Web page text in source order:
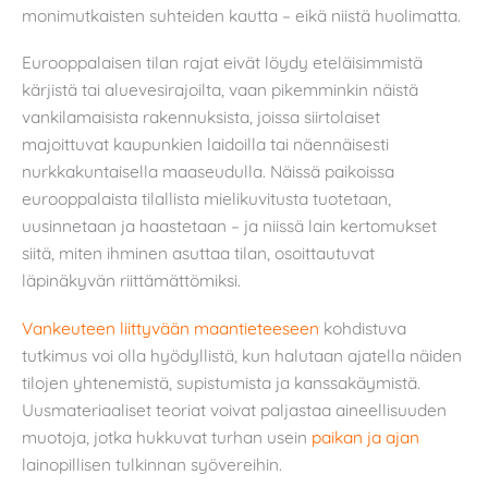
monimutkaisten suhteiden kautta – eikä niistä huolimatta.
Eurooppalaisen tilan rajat eivät löydy eteläisimmistä
kärjistä tai aluevesirajoilta, vaan pikemminkin näistä
vankilamaisista rakennuksista, joissa siirtolaiset
majoittuvat kaupunkien laidoilla tai näennäisesti
nurkkakuntaisella maaseudulla. Näissä paikoissa
eurooppalaista tilallista mielikuvitusta tuotetaan,
uusinnetaan ja haastetaan – ja niissä lain kertomukset
siitä, miten ihminen asuttaa tilan, osoittautuvat
läpinäkyvän riittämättömiksi.
Vankeuteen liittyvään maantieteeseen kohdistuva
tutkimus voi olla hyödyllistä, kun halutaan ajatella näiden
tilojen yhtenemistä, supistumista ja kanssakäymistä.
Uusmateriaaliset teoriat voivat paljastaa aineellisuuden
muotoja, jotka hukkuvat turhan usein paikan ja ajan
lainopillisen tulkinnan syövereihin.